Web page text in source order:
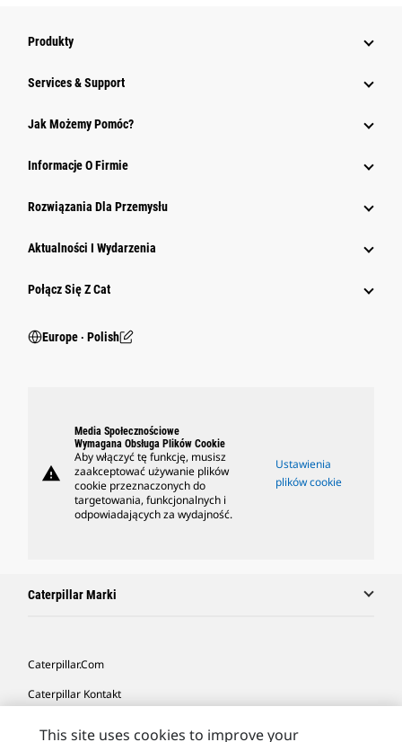
Produkty
Services & Support
Jak Możemy Pomóc?
Informacje O Firmie
Rozwiązania Dla Przemysłu
Aktualności I Wydarzenia
Połącz Się Z Cat
Europe ‧ Polish
warning
Media Społecznościowe
Wymagana Obsługa Plików Cookie
Aby włączyć tę funkcję, musisz
zaakceptować używanie plików
cookie przeznaczonych do
targetowania, funkcjonalnych i
odpowiadających za wydajność.
Ustawienia
plików cookie
Caterpillar Marki
Caterpillar.com
Caterpillar Kontakt
This site uses cookies to improve your